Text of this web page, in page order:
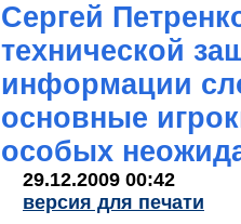
Сергей
технической
информации
основные
особых
29.12.2009 00:42
версия для печати